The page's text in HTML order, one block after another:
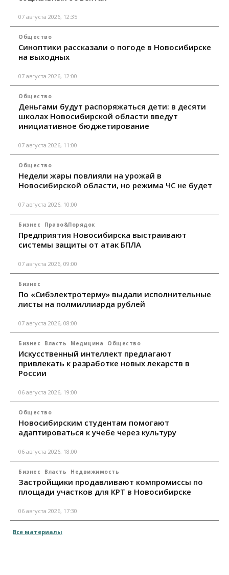
07 августа 2026, 12:35
Общество
Синоптики рассказали о погоде в Новосибирске
на выходных
07 августа 2026, 12:00
Общество
Деньгами будут распоряжаться дети: в десяти
школах Новосибирской области введут
инициативное бюджетирование
07 августа 2026, 11:00
Общество
Недели жары повлияли на урожай в
Новосибирской области, но режима ЧС не будет
07 августа 2026, 10:00
Бизнес Право&Порядок
Предприятия Новосибирска выстраивают
системы защиты от атак БПЛА
07 августа 2026, 09:00
Бизнес
По «Сибэлектротерму» выдали исполнительные
листы на полмиллиарда рублей
07 августа 2026, 08:00
Бизнес Власть Медицина Общество
Искусственный интеллект предлагают
привлекать к разработке новых лекарств в
России
06 августа 2026, 19:00
Общество
Новосибирским студентам помогают
адаптироваться к учебе через культуру
06 августа 2026, 18:00
Бизнес Власть Недвижимость
Застройщики продавливают компромиссы по
площади участков для КРТ в Новосибирске
06 августа 2026, 17:30
Все материалы